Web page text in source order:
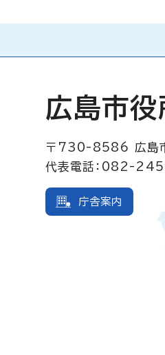
広島市役
〒730-8586
広島
代表電話：082-
庁舎案内